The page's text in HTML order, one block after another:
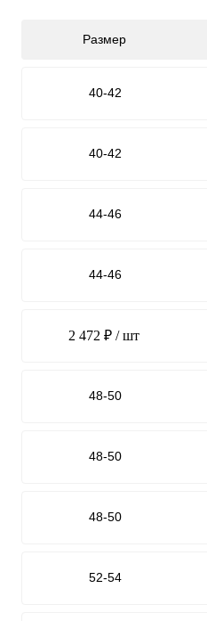
Размер
40-42
40-42
44-46
44-46
2 472 ₽ / шт
48-50
48-50
48-50
52-54